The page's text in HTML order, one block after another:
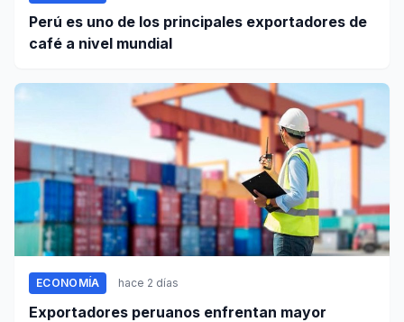
Perú es uno de los principales exportadores de
café a nivel mundial
ECONOMÍA hace 2 días
Exportadores peruanos enfrentan mayor